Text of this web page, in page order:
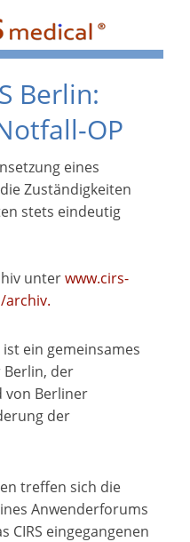
Berlin:
OP
eines
Zuständigkeiten
stets eindeutig
unterwww.cirs-
archiv.
ist ein gemeinsames
der
von Berliner
der
treffen sich die
Anwenderforums
CIRS eingegangenen